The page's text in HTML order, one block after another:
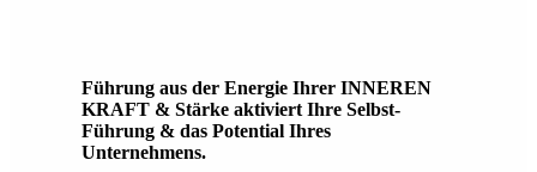
Führung aus der Energie Ihrer INNEREN
KRAFT & Stärke aktiviert Ihre Selbst-
Führung & das Potential Ihres
Unternehmens.